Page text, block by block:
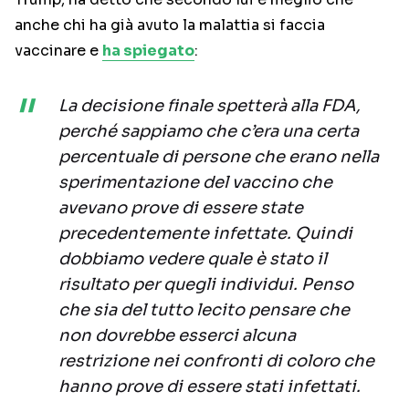
anche chi ha già avuto la malattia si faccia
vaccinare e ha spiegato:
La decisione finale spetterà alla FDA,
perché sappiamo che c’era una certa
percentuale di persone che erano nella
sperimentazione del vaccino che
avevano prove di essere state
precedentemente infettate. Quindi
dobbiamo vedere quale è stato il
risultato per quegli individui. Penso
che sia del tutto lecito pensare che
non dovrebbe esserci alcuna
restrizione nei confronti di coloro che
hanno prove di essere stati infettati.